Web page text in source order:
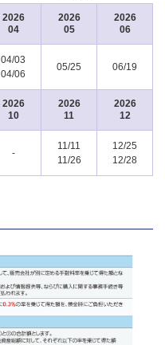
2026
04
2026
05
2026
06
04/03
04/06
05/25 06/19
2026
10
2026
11
2026
12
-
11/11
11/26
12/25
12/28